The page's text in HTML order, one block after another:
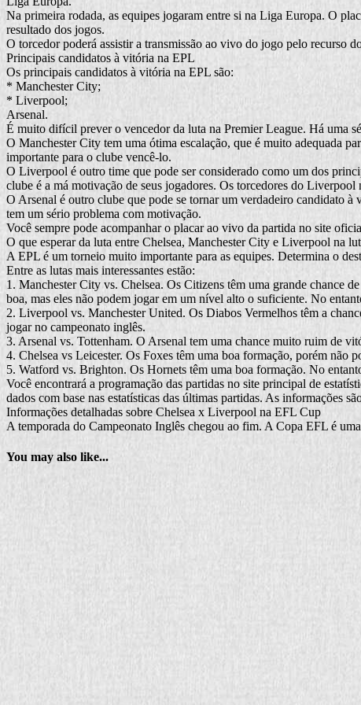
Na primeira rodada, as equipes jogaram entre si na Liga Europa. O
resultado dos jogos.
O torcedor poderá assistir a transmissão ao vivo do jogo pelo recurso
Principais candidatos à vitória na EPL
Os principais candidatos à vitória na EPL são:
* Manchester City;
* Liverpool;
Arsenal.
É muito difícil prever o vencedor da luta na Premier League. Há uma
O Manchester City tem uma ótima escalação, que é muito adequada
importante para o clube vencê-lo.
O Liverpool é outro time que pode ser considerado como um dos
clube é a má motivação de seus jogadores. Os torcedores do
O Arsenal é outro clube que pode se tornar um verdadeiro candidato
tem um sério problema com motivação.
Você sempre pode acompanhar o placar ao vivo da partida no site
O que esperar da luta entre Chelsea, Manchester City e Liverpool na
A EPL é um torneio muito importante para as equipes. Determina o
Entre as lutas mais interessantes estão:
1. Manchester City vs. Chelsea. Os Citizens têm uma grande chance
boa, mas eles não podem jogar em um nível alto o suficiente. No
2. Liverpool vs. Manchester United. Os Diabos Vermelhos têm a
jogar no campeonato inglês.
3. Arsenal vs. Tottenham. O Arsenal tem uma chance muito ruim de
4. Chelsea vs Leicester. Os Foxes têm uma boa formação, porém
5. Watford vs. Brighton. Os Hornets têm uma boa formação. No
Você encontrará a programação das partidas no site principal de
dados com base nas estatísticas das últimas partidas. As informações
Informações detalhadas sobre Chelsea x Liverpool na EFL Cup
A temporada do Campeonato Inglês chegou ao fim. A Copa EFL é
You may also like...